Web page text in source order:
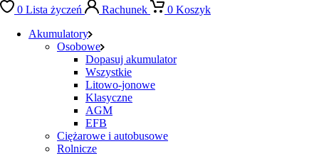
0 Lista życzeń Rachunek 0 Koszyk
Akumulatory
Osobowe
Dopasuj akumulator
Wszystkie
Litowo-jonowe
Klasyczne
AGM
EFB
Ciężarowe i autobusowe
Rolnicze